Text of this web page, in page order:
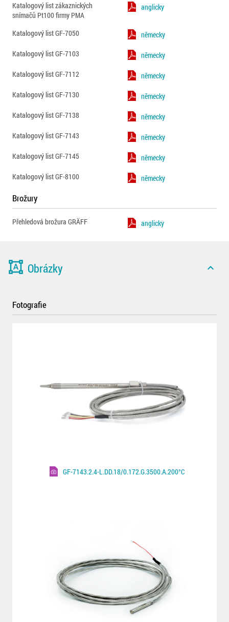
Katalogový list zákaznických
snímačů Pt100 firmy PMA
anglicky
Katalogový list GF-7050
německy
Katalogový list GF-7103
německy
Katalogový list GF-7112
německy
Katalogový list GF-7130
německy
Katalogový list GF-7138
německy
Katalogový list GF-7143
německy
Katalogový list GF-7145
německy
Katalogový list GF-8100
německy
Brožury
Přehledová brožura GRÄFF anglicky
format_shapes Obrázky expand_less
Fotografie
GF-7143.2.4-L.DD.18/0.172.G.3500.A.200°C